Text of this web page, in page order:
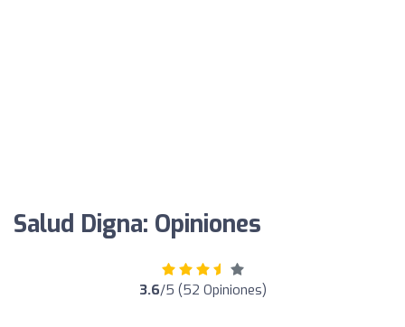
Salud Digna: Opiniones
3.6/5 (52 Opiniones)